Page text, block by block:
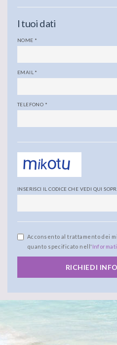
I tuoi dati
NOME *
EMAIL *
TELEFONO *
INSERISCI IL CODICE CHE VEDI QUI
Acconsento al trattamento dei
quanto specificato nell'
RICHIEDI